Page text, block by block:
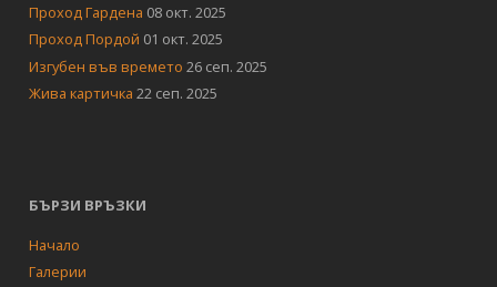
Проход Гардена 08 окт. 2025
Проход Пордой 01 окт. 2025
Изгубен във времето 26 сеп. 2025
Жива картичка 22 сеп. 2025
БЪРЗИ ВРЪЗКИ
Начало
Галерии